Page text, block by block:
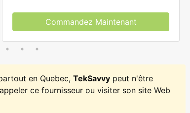
Commandez Maintenant
en Quebec, TekSavvy peut n'être
ce fournisseur ou visiter son site Web